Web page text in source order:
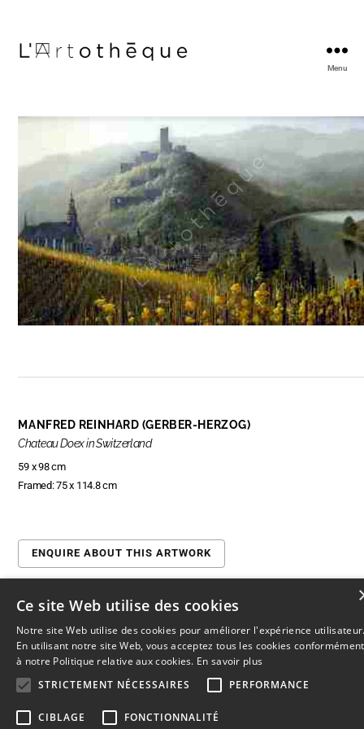
Menu
MANFRED REINHARD (GERBER-HERZOG)
Chateau Doex in Switzerland
59 x 98 cm
Framed: 75 x 114.8 cm
ENQUIRE ABOUT THIS ARTWORK
© 2026L'Artothèque Haut↑
Ce site Web utilise des cookies
Notre site Web utilise des cookies pour améliorer l'expérience
En utilisant notre site Web, vous acceptez tous les cookies conformément
à notre Politique relative aux cookies. En savoir plus
STRICTEMENT NÉCESSAIRES
PERFORMANCE
CIBLAGE FONCTIONNALITÉ